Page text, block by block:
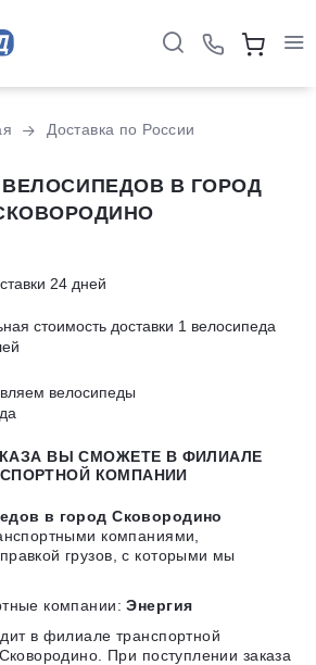
Доставка по России
В ГОРОД
24 дней
стоимость доставки 1 велосипеда
велосипеды
ВЫ СМОЖЕТЕ В ФИЛИАЛЕ
КОМПАНИИ
в город Сковородино
компаниями,
грузов, с которыми мы
компании:Энергия
в филиале транспортной
При поступлении заказа